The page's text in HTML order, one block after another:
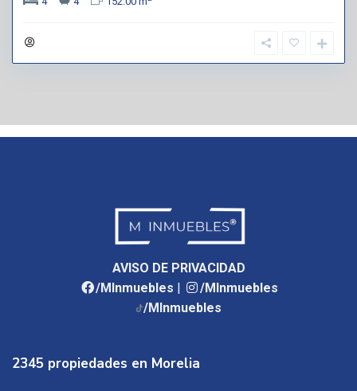
AVISO DE PRIVACIDAD
/MInmuebles |
/MInmuebles
/MInmuebles
2345 propiedades en Morelia